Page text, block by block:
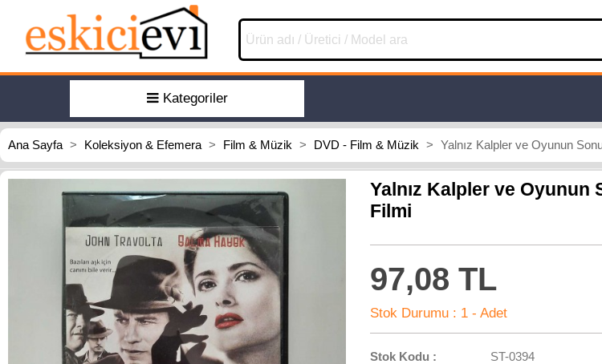
Kategoriler
Ana Sayfa > Koleksiyon & Efemera > Film & Müzik > DVD - Film & Müzik > Yalnız Kalpler ve Oyunun
Yalnız Kalpler ve Oyunun
Filmi
97,08 TL
Stok Durumu : 1 - Adet
Stok Kodu : ST-0394